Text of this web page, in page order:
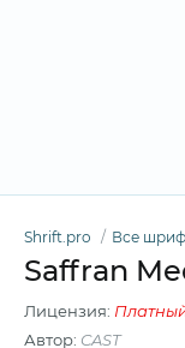
Shrift.pro Все
Saffran
Лицензия:
Автор: CAST